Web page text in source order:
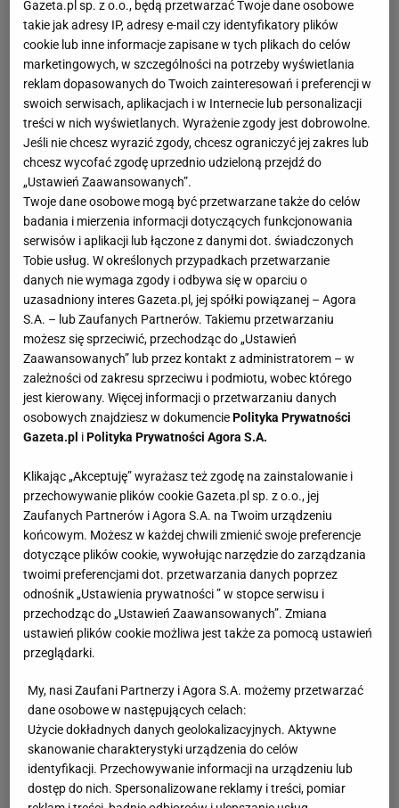
„Perfekcyjna Pani Domu” to polski program typu reality
show. W każdym odcinku dwie uczestniczki rywalizują o
tytuł perfekcyjnej pani domu i uczą się od prowadzącej -
Małgorzaty Rozenek - jak wprowadzić i utrzymać w
domu porządek. Program cieszy się dużą
popularnością.
Nazwa programu: „Perfekcyjna Pani Domu”
Rodzaj programu: rozrywkowy, reality show
Prowadzący: Małgorzata Rozenek
Data premiery pierwszego odcinka: 18 marca 2012
Lata emisji programu: 2012 – 2014
Liczba sezonów: 5
Liczba odcinków: 61
Czas trwania odcinka: 43 minuty
Stacja telewizyjna: TVN, TVN Style
Formuła programu
W każdym z odcinków programu „Perfekcyjna Pani
domu dwie uczestniczki. Kobiety łączy to, że mają
problem z utrzymaniem w swoim mieszkaniu lub domu
czystości i porządku. Program rozpoczyna się od
obejrzenia mieszkań uczestniczek i wysłuchania opinii
ich najbliższych o tym, co sądzą na temat problemów
dotyczących porządku w domu.
Następnie przez dwa dni uczestniczki obserwują
Małgorzatę Rozenek, która pokazuje im, jak radzić sobie
ze sprzątaniem oraz przygotowywaniem domu na
przyjęcie gości. Po nauce w domu ekspertki, uczestniczki
wracają do swoich domów i w ciągu tygodnia mają za
zadanie wprowadzić ład i czystość w swoich czterech
kątach. Ten uczestnik, który przejdzie pozytywnie tak
zwany "test białej rękawiczki" i lepiej poradzi sobie z
uporządkowaniem swojego domu, otrzymuje koronę i
Gazeta.pl sp. z o.o., będą przetwarzać Twoje dane osobowe
takie jak adresy IP, adresy e-mail czy identyfikatory plików
cookie lub inne informacje zapisane w tych plikach do celów
marketingowych, w szczególności na potrzeby wyświetlania
reklam dopasowanych do Twoich zainteresowań i preferencji w
swoich serwisach, aplikacjach i w Internecie lub personalizacji
treści w nich wyświetlanych. Wyrażenie zgody jest dobrowolne.
Jeśli nie chcesz wyrazić zgody, chcesz ograniczyć jej zakres lub
chcesz wycofać zgodę uprzednio udzieloną przejdź do
„Ustawień Zaawansowanych”.
Twoje dane osobowe mogą być przetwarzane także do celów
badania i mierzenia informacji dotyczących funkcjonowania
serwisów i aplikacji lub łączone z danymi dot. świadczonych
Tobie usług. W określonych przypadkach przetwarzanie
danych nie wymaga zgody i odbywa się w oparciu o
uzasadniony interes Gazeta.pl, jej spółki powiązanej – Agora
S.A. – lub Zaufanych Partnerów. Takiemu przetwarzaniu
możesz się sprzeciwić, przechodząc do „Ustawień
Zaawansowanych” lub przez kontakt z administratorem – w
zależności od zakresu sprzeciwu i podmiotu, wobec którego
jest kierowany. Więcej informacji o przetwarzaniu danych
osobowych znajdziesz w dokumenciePolityka Prywatności
Gazeta.pl iPolityka Prywatności Agora S.A.
Klikając „Akceptuję” wyrażasz też zgodę na zainstalowanie i
przechowywanie plików cookie Gazeta.pl sp. z o.o., jej
Zaufanych Partnerów i Agora S.A. na Twoim urządzeniu
końcowym. Możesz w każdej chwili zmienić swoje preferencje
dotyczące plików cookie, wywołując narzędzie do zarządzania
twoimi preferencjami dot. przetwarzania danych poprzez
odnośnik „Ustawienia prywatności ” w stopce serwisu i
przechodząc do „Ustawień Zaawansowanych”. Zmiana
ustawień plików cookie możliwa jest także za pomocą ustawień
przeglądarki.
My, nasi Zaufani Partnerzy i Agora S.A. możemy przetwarzać
dane osobowe w następujących celach:
Użycie dokładnych danych geolokalizacyjnych. Aktywne
skanowanie charakterystyki urządzenia do celów
identyfikacji. Przechowywanie informacji na urządzeniu lub
dostęp do nich. Spersonalizowane reklamy i treści, pomiar